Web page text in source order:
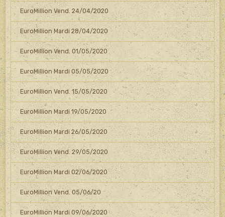
EuroMillion Vend. 24/04/2020
EuroMillion Mardi 28/04/2020
EuroMillion Vend. 01/05/2020
EuroMillion Mardi 05/05/2020
EuroMillion Vend. 15/05/2020
EuroMillion Mardi 19/05/2020
EuroMillion Mardi 26/05/2020
EuroMillion Vend. 29/05/2020
EuroMillion Mardi 02/06/2020
EuroMillion Vend. 05/06/20
EuroMillion Mardi 09/06/2020